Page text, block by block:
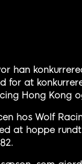
han
for at
Hong Kong
hos Wolf
at hoppe